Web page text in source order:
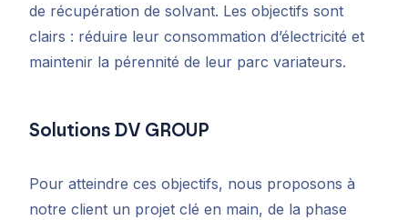
de récupération de solvant. Les objectifs sont
clairs : réduire leur consommation d’électricité et
maintenir la pérennité de leur parc variateurs.
Solutions DV GROUP
Pour atteindre ces objectifs, nous proposons à
notre client un projet clé en main, de la phase